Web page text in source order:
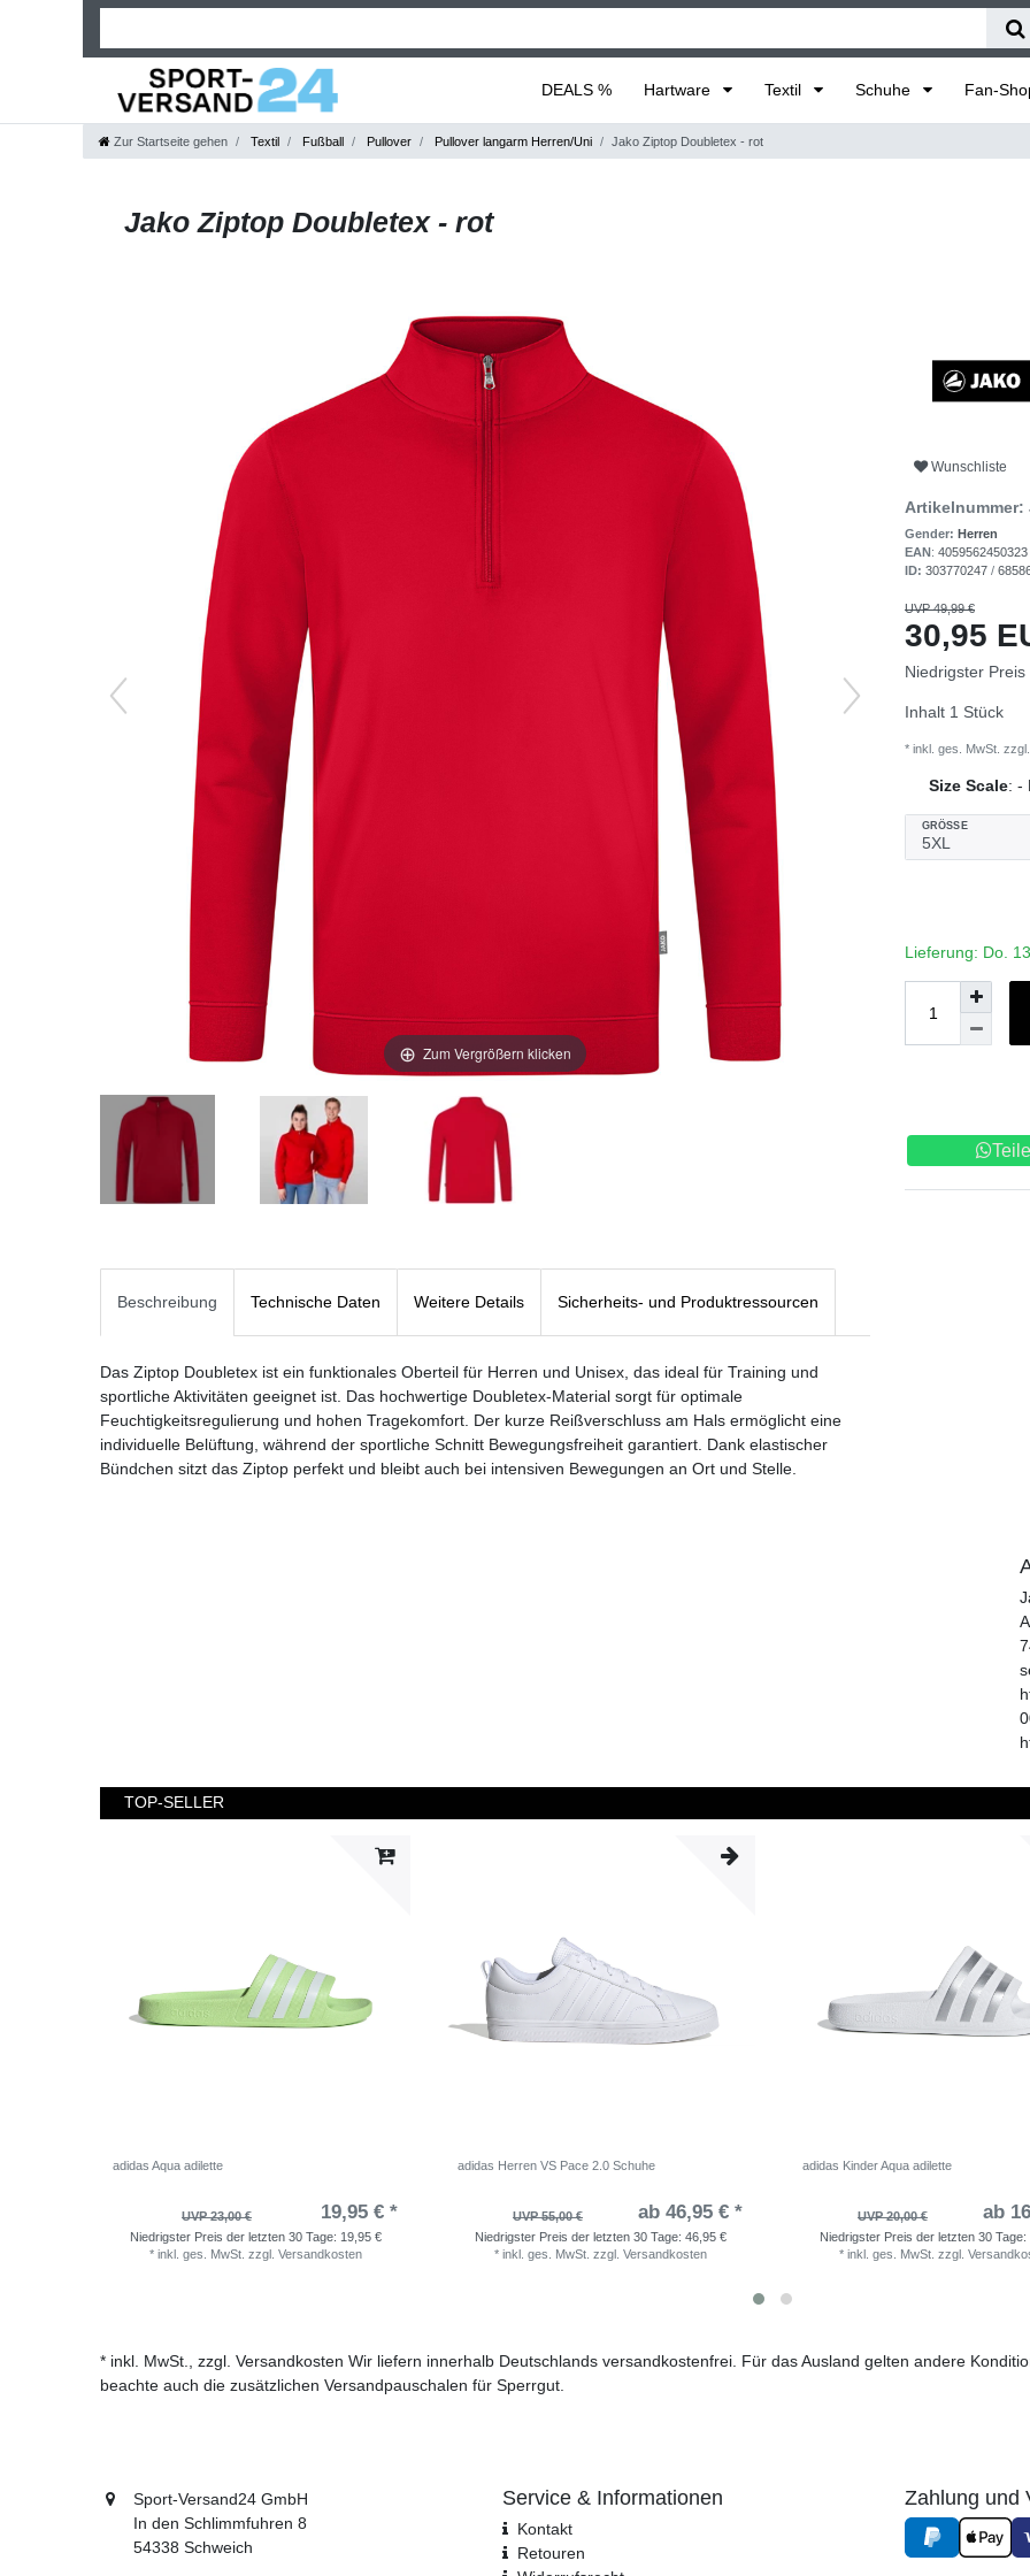
DEALS % Hartware Textil Schuhe Fan-
Zur Startseite gehen Textil Fußball Pullover Pullover langarm Herren/Uni Jako Ziptop Doubletex - rot
Jako Ziptop Doubletex - rot
Zum Vergrößern klicken
Wunschliste
Artikelnummer:
Gender: Herren
EAN: 4059562450323
ID: 303770247 /
UVP 49,99 €
30,95
Niedrigster
Inhalt 1 Stück
* inkl. ges. MwSt. zzgl.
Size Scale: -
GRÖSSE
Lieferung: Do.
Beschreibung Technische Daten Weitere Details Sicherheits- und Produktressourcen
Das Ziptop Doubletex ist ein funktionales Oberteil für Herren und Unisex, das ideal für Training und
sportliche Aktivitäten geeignet ist. Das hochwertige Doubletex-Material sorgt für optimale
Feuchtigkeitsregulierung und hohen Tragekomfort. Der kurze Reißverschluss am Hals ermöglicht eine
individuelle Belüftung, während der sportliche Schnitt Bewegungsfreiheit garantiert. Dank elastischer
Bündchen sitzt das Ziptop perfekt und bleibt auch bei intensiven Bewegungen an Ort und Stelle.
TOP-SELLER
adidas Aqua adilette
UVP 23,00 € 19,95 € *
Niedrigster Preis der letzten 30 Tage: 19,95 €
* inkl. ges. MwSt. zzgl. Versandkosten
adidas Herren VS Pace 2.0 Schuhe
UVP 55,00 € ab 46,95 € *
Niedrigster Preis der letzten 30 Tage: 46,95 €
* inkl. ges. MwSt. zzgl. Versandkosten
adidas Kinder Aqua adilette
UVP 20,00 € ab
Niedrigster Preis der letzten 30 Tage:
* inkl. ges. MwSt. zzgl.
* inkl. MwSt., zzgl. Versandkosten Wir liefern innerhalb Deutschlands versandkostenfrei. Für das Ausland gelten andere
beachte auch die zusätzlichen Versandpauschalen für Sperrgut.
Sport-Versand24 GmbH
In den Schlimmfuhren 8
54338 Schweich
Service & Informationen
Kontakt
Retouren
Zahlung und